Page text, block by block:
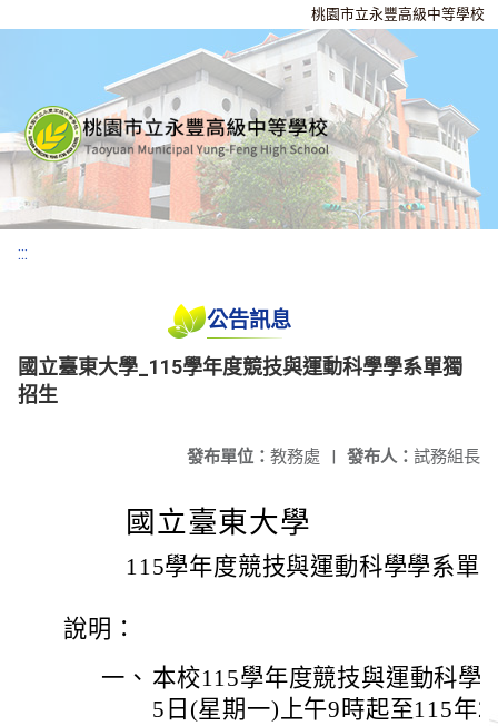
桃園市立永豐高級中等學校
:::
公告訊息
國立臺東大學_115學年度競技與運動科學學系單獨
招生
發布人： 試務組長
發布單位： 教務處 |
國立臺東大學
115學年度競技與運動科學學系單
說明：
一、 本校115學年度競技與運動科學
5日(星期一)上午9時起至115年